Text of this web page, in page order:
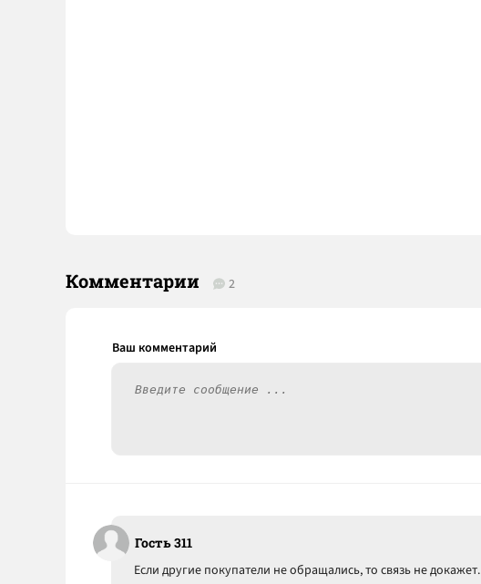
Комментарии 2
Гость 311
Если другие покупатели не обращались, то связь не докажет.